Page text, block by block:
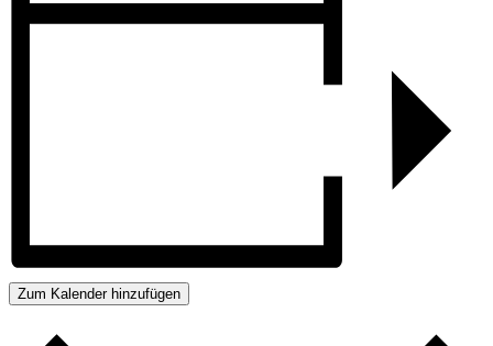
Zum Kalender hinzufügen